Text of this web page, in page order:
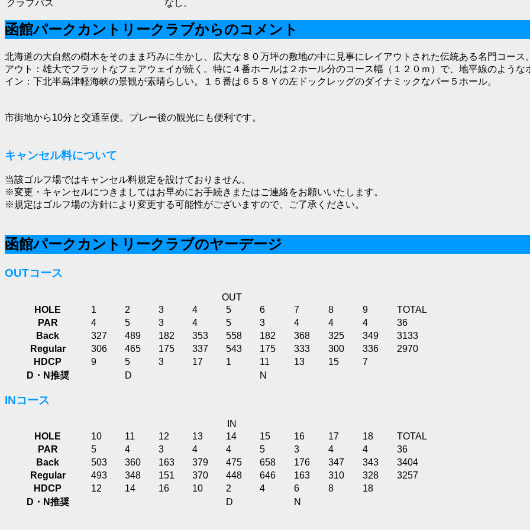
クラブバス
なし。
函館パークカントリークラブからのコメント
北海道の大自然の樹木をそのまま巧みに生かし、広大な８０万坪の敷地の中に見事にレイアウトされた伝統ある名門コース。
アウト：雄大でフラットなフェアウェイが続く。特に４番ホールは２ホール分のコース幅（１２０ｍ）で、地平線のような
イン：下北半島津軽海峡の景観が素晴らしい。１５番は６５８Ｙの左ドックレッグのダイナミックなパー５ホール。
市街地から10分と交通至便。プレー後の観光にも便利です。
キャンセル料について
当該ゴルフ場ではキャンセル料規定を設けておりません。
※変更・キャンセルにつきましてはお早めにお手続きまたはご連絡をお願いいたします。
※規定はゴルフ場の方針により変更する可能性がございますので、ご了承ください。
函館パークカントリークラブのヤーデージ
OUTコース
OUT
HOLE
1 2 3 4 5 6 7 8 9
TOTAL
PAR
4 5 3 4 5 3 4 4 4
36
Back
327 489 182 353 558 182 368 325 349
3133
Regular
306 465 175 337 543 175 333 300 336
2970
HDCP
9 5 3 17 1 11 13 15
7
D・N推奨
D N
INコース
IN
HOLE
10 11 12 13 14 15 16 17 18
TOTAL
PAR
5 4 3 4 4 5 3 4 4
36
Back
503 360 163 379 475 658 176 347 343
3404
Regular
493 348 151 370 448 646 163 310 328
3257
HDCP
12 14 16 10 2 4 6 8
18
D・N推奨
D N